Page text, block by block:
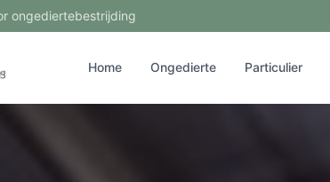
ongediertebestrijding
Home Ongedierte Particulier